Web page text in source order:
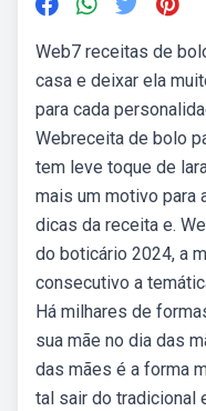
Web7 receitas de
casa e deixar ela
para cada
Webreceita de bolo
tem leve toque de
mais um motivo para
dicas da receita e.
do boticário 2024, a
consecutivo a
Há milhares de
sua mãe no dia das
das mães é a forma
tal sair do tradicional